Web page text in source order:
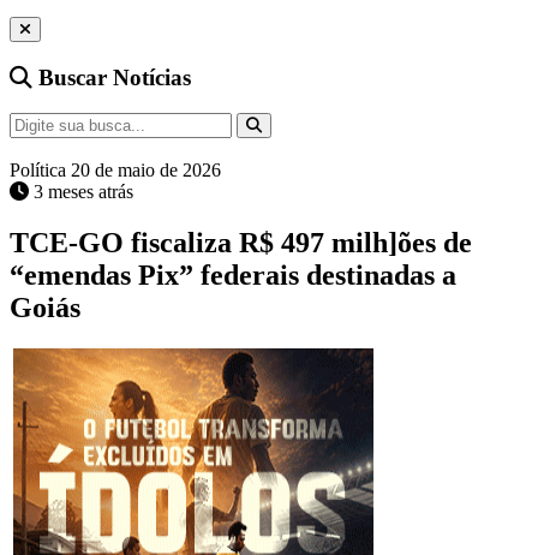
Buscar Notícias
Política 20 de maio de 2026
3 meses atrás
TCE-GO fiscaliza R$ 497 milh]ões de
“emendas Pix” federais destinadas a
Goiás